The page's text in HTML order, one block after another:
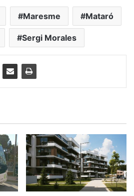
Maresme Mataró
Sergi Morales